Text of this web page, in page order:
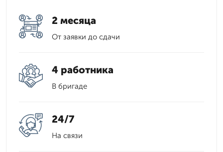
2 месяца
От заявки до сдачи
4 работника
В бригаде
24/7
На связи